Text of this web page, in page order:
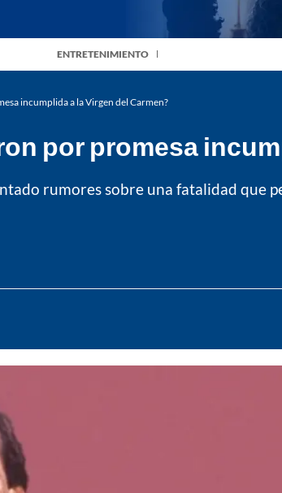
ENTRETENIMIENTO
incumplida a la Virgen del Carmen?
por promesa
rumores sobre una fatalidad que